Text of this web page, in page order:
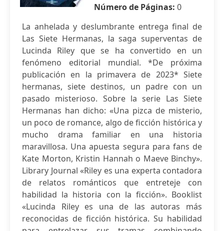
Número de Páginas: 0
La anhelada y deslumbrante entrega final de
Las Siete Hermanas, la saga superventas de
Lucinda Riley que se ha convertido en un
fenómeno editorial mundial. *De próxima
publicación en la primavera de 2023* Siete
hermanas, siete destinos, un padre con un
pasado misterioso. Sobre la serie Las Siete
Hermanas han dicho: «Una pizca de misterio,
un poco de romance, algo de ficción histórica y
mucho drama familiar en una historia
maravillosa. Una apuesta segura para fans de
Kate Morton, Kristin Hannah o Maeve Binchy».
Library Journal «Riley es una experta contadora
de relatos románticos que entreteje con
habilidad la historia con la ficción». Booklist
«Lucinda Riley es una de las autoras más
reconocidas de ficción histórica. Su habilidad